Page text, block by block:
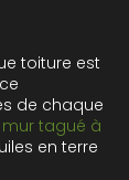
toiture est
de chaque
mur tagué à
en terre